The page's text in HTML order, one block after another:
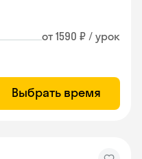
от 1590 ₽ / урок
Выбрать время